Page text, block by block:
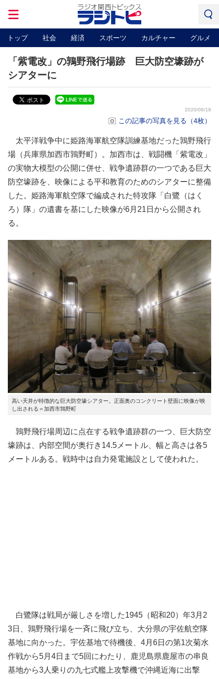
トップ 社会 経済 スポーツ カルチャー グルメ
「紫電改」の鶉野飛行場跡 巨大防空壕跡が
シアターに
2020/06/18
この記事の写真を見る（4枚）
太平洋戦争中に姫路海軍航空隊訓練基地だった鶉野飛行
場（兵庫県加西市鶉野町）。加西市は、戦闘機「紫電改」
の実物大模型の公開に併せ、戦争遺跡群の一つである巨大
防空壕跡を、映像による平和教育のためのシアターに整備
した。姫路海軍航空隊で編成された特攻隊「白鷺（はく
ろ）隊」の遺書を基にした映像が6月21日から公開され
る。
高い天井が特徴的な巨大防空壕シアター。正面奥のコンクリート壁面に映像が映
し出される＝加西市鶉野町
鶉野飛行場周辺に点在する戦争遺跡群の一つ、巨大防空
壕跡は、内部空間が奥行き14.5メートル、幅と高さは各5
メートルある。戦時中は自力発電施設として使われた。
白鷺隊は戦局が厳しさを増した1945（昭和20）年3月2
3日、鶉野飛行場を一斉に飛び立ち、大分県の宇佐航空隊
基地に向かった。宇佐基地で待機後、4月6日の第1次菊水
作戦から5月4日まで5回にわたり、鹿児島県鹿屋市の串良
基地から3人乗りの九七式艦上攻撃機で沖縄近海に出撃